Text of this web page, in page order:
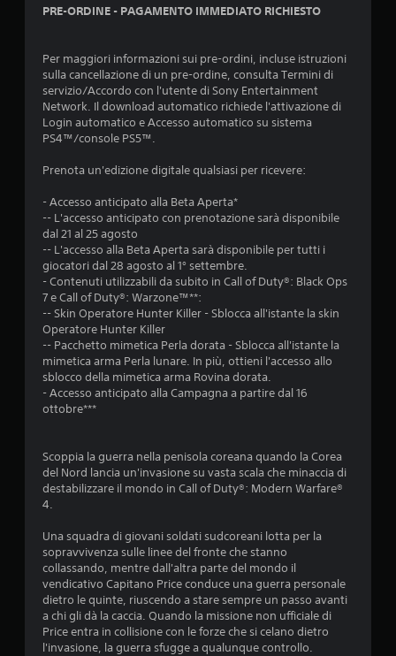
PRE-ORDINE - PAGAMENTO IMMEDIATO RICHIESTO
Per maggiori informazioni sui pre-ordini, incluse istruzioni
sulla cancellazione di un pre-ordine, consulta Termini di
servizio/Accordo con l'utente di Sony Entertainment
Network. Il download automatico richiede l'attivazione di
Login automatico e Accesso automatico su sistema
PS4™/console PS5™.
Prenota un'edizione digitale qualsiasi per ricevere:
- Accesso anticipato alla Beta Aperta*
-- L'accesso anticipato con prenotazione sarà disponibile
dal 21 al 25 agosto
-- L'accesso alla Beta Aperta sarà disponibile per tutti i
giocatori dal 28 agosto al 1° settembre.
- Contenuti utilizzabili da subito in Call of Duty®: Black Ops
7 e Call of Duty®: Warzone™**:
-- Skin Operatore Hunter Killer - Sblocca all'istante la skin
Operatore Hunter Killer
-- Pacchetto mimetica Perla dorata - Sblocca all'istante la
mimetica arma Perla lunare. In più, ottieni l'accesso allo
sblocco della mimetica arma Rovina dorata.
- Accesso anticipato alla Campagna a partire dal 16
ottobre***
Scoppia la guerra nella penisola coreana quando la Corea
del Nord lancia un'invasione su vasta scala che minaccia di
destabilizzare il mondo in Call of Duty®: Modern Warfare®
4.
Una squadra di giovani soldati sudcoreani lotta per la
sopravvivenza sulle linee del fronte che stanno
collassando, mentre dall'altra parte del mondo il
vendicativo Capitano Price conduce una guerra personale
dietro le quinte, riuscendo a stare sempre un passo avanti
a chi gli dà la caccia. Quando la missione non ufficiale di
Price entra in collisione con le forze che si celano dietro
l'invasione, la guerra sfugge a qualunque controllo.